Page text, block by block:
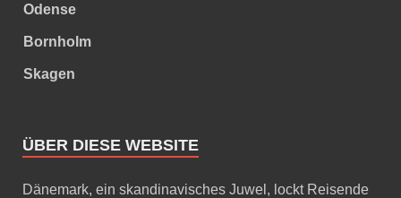
Odense
Bornholm
Skagen
ÜBER DIESE WEBSITE
Dänemark, ein skandinavisches Juwel, lockt Reisende